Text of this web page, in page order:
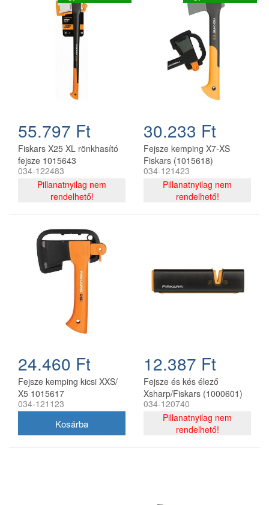
55.797 Ft
Fiskars X25 XL rönkhasító
fejsze 1015643
034-122483
Pillanatnyilag nem
rendelhető!
30.233 Ft
Fejsze kemping X7-XS
Fiskars (1015618)
034-121423
Pillanatnyilag nem
rendelhető!
24.460 Ft
Fejsze kemping kicsi XXS/
X5 1015617
034-121123
12.387 Ft
Fejsze és kés élező
Xsharp/Fiskars (1000601)
034-120740
Pillanatnyilag nem
rendelhető!